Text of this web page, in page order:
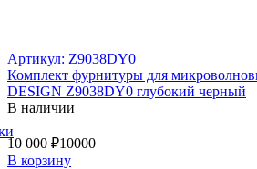
Артикул: Z9038DY0
Комплект фурнитуры для
DESIGN Z9038DY0 глубокий черный
В наличии
10 000 ₽10000
В корзину